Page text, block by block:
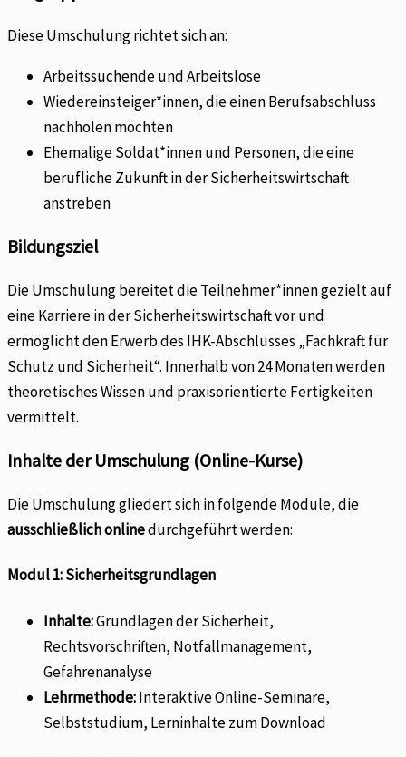
Diese Umschulung richtet sich an:
Arbeitssuchende und Arbeitslose
Wiedereinsteiger*innen, die einen Berufsabschluss
nachholen möchten
Ehemalige Soldat*innen und Personen, die eine
berufliche Zukunft in der Sicherheitswirtschaft
anstreben
Bildungsziel
Die Umschulung bereitet die Teilnehmer*innen gezielt auf
eine Karriere in der Sicherheitswirtschaft vor und
ermöglicht den Erwerb des IHK-Abschlusses „Fachkraft für
Schutz und Sicherheit“. Innerhalb von 24 Monaten werden
theoretisches Wissen und praxisorientierte Fertigkeiten
vermittelt.
Inhalte der Umschulung (Online-Kurse)
Die Umschulung gliedert sich in folgende Module, die
ausschließlich onlinedurchgeführt werden:
Modul 1: Sicherheitsgrundlagen
Inhalte:Grundlagen der Sicherheit,
Rechtsvorschriften, Notfallmanagement,
Gefahrenanalyse
Lehrmethode:Interaktive Online-Seminare,
Selbststudium, Lerninhalte zum Download